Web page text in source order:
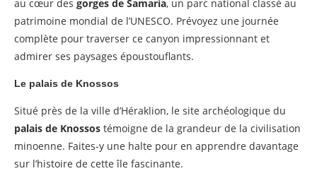
au cœur des gorges de Samaria, un parc national classé au
patrimoine mondial de l’UNESCO. Prévoyez une journée
complète pour traverser ce canyon impressionnant et
admirer ses paysages époustouflants.
Le palais de Knossos
Situé près de la ville d’Héraklion, le site archéologique du
palais de Knossos témoigne de la grandeur de la civilisation
minoenne. Faites-y une halte pour en apprendre davantage
sur l’histoire de cette île fascinante.